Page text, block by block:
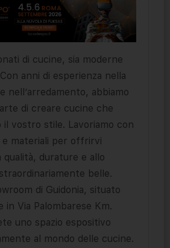
di cucine, sia moderne
anni di esperienza nella
nell’arredamento, abbiamo
di creare cucine che
il vostro stile. Lavoriamo con
e materiali per offrirvi
qualità, durature e allo
belle.
di Guidonia, situato
in Via Palombarese Km.
uno spazio espositivo
al mondo delle cucine.